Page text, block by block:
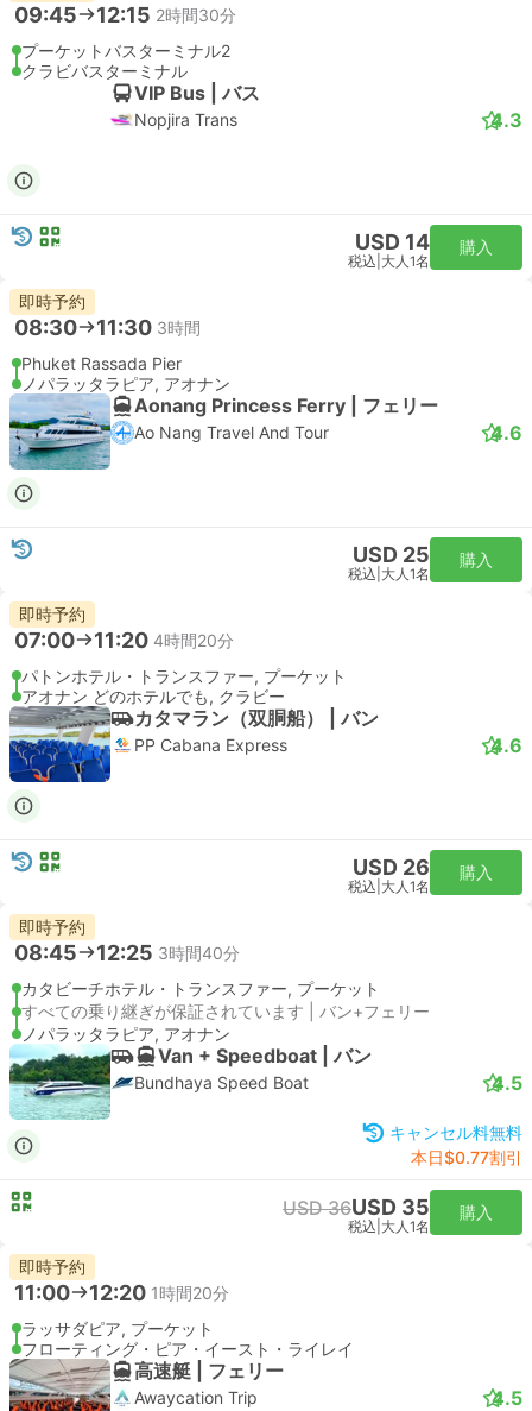
09:45 12:15 2時間30分
プーケットバスターミナル2
クラビバスターミナル
VIP Bus | バス
Nopjira Trans 4.3
USD 14
税込 大人1名
購入
即時予約
08:30 11:30 3時間
Phuket Rassada Pier
ノパラッタラピア, アオナン
Aonang Princess Ferry | フェリー
Ao Nang Travel And Tour 4.6
USD 25
税込 大人1名
購入
即時予約
07:00 11:20 4時間20分
パトンホテル・トランスファー, プーケット
アオナン どのホテルでも, クラビー
カタマラン（双胴船） | バン
PP Cabana Express 4.6
USD 26
税込 大人1名
購入
即時予約
08:45 12:25 3時間40分
カタビーチホテル・トランスファー, プーケット
すべての乗り継ぎが保証されています | バン+フェリー
ノパラッタラピア, アオナン
Van + Speedboat | バン
Bundhaya Speed Boat 4.5
キャンセル料無料
本日$0.77割引
USD 36USD 35
税込 大人1名
購入
即時予約
11:00 12:20 1時間20分
ラッサダピア, プーケット
フローティング・ピア・イースト・ライレイ
高速艇 | フェリー
Awaycation Trip 4.5